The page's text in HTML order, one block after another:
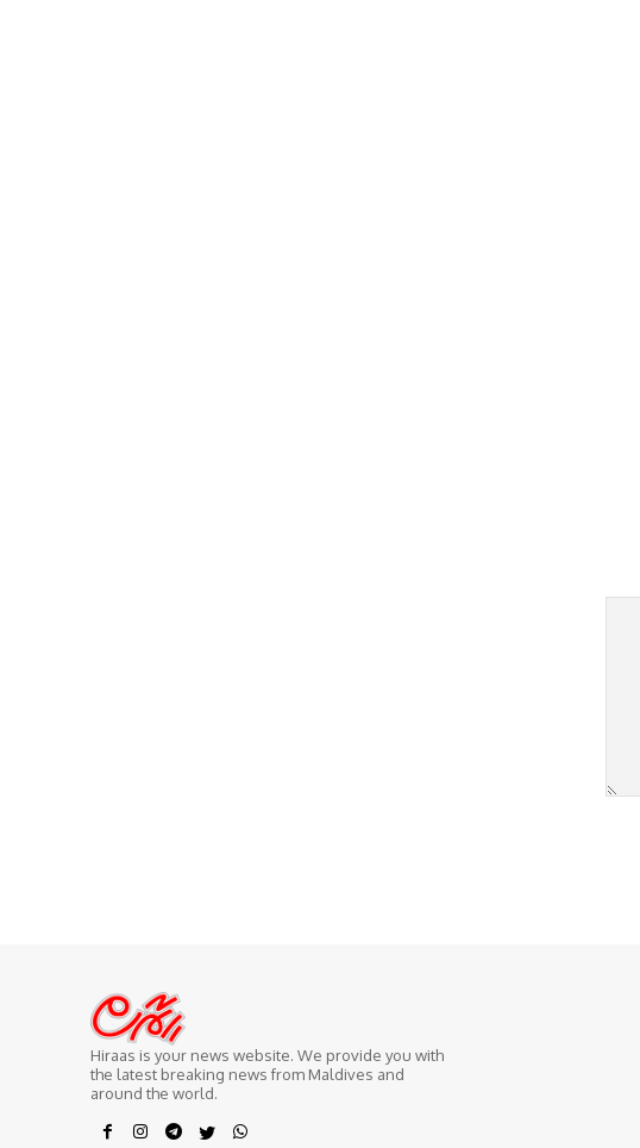
Hiraas is your news website. We provide you with
the latest breaking news from Maldives and
around the world.